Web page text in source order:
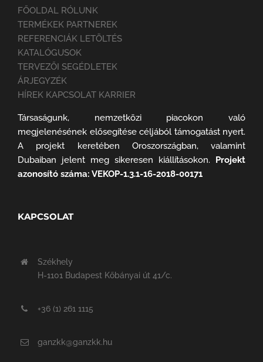
FŐOLDAL RÓLUNK
TERMÉKEK PARTNEREK
REFERENCIÁK LETÖLTÉS
KATALÓGUSOK
TERVEZŐI SEGÉDLETEK
ÁRJEGYZÉK
HÍREK KAPCSOLAT KARRIER
Társaságunk, nemzetközi piacokon való
megjelenésének elősegítése céljából támogatást nyert.
A projekt keretében Oroszországban, valamint
Dubaiban jelent meg sikeresen kiállításokon. Projekt
azonosító száma: VEKOP-1.3.1-16-2018-00171
KAPCSOLAT
Székhely
H-1101 Budapest Kőbányai út 41/c.
+36 (1) 261 1115
ganzkk@ganzkk.hu